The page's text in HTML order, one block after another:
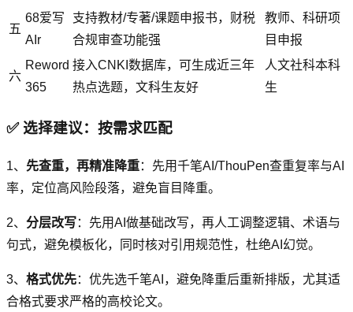
五
68爱写
AIr
支持教材/专著/课题申报书，财税
合规审查功能强
教师、科研项
目申报
六
Reword
365
接入CNKI数据库，可生成近三年
热点选题，文科生友好
人文社科本科
生
✅ 选择建议：按需求匹配
1、 先查重，再精准降重：先用千笔AI/ThouPen查重复率与AI
率，定位高风险段落，避免盲目降重。
2、 分层改写：先用AI做基础改写，再人工调整逻辑、术语与
句式，避免模板化，同时核对引用规范性，杜绝AI幻觉。
3、 格式优先：优先选千笔AI，避免降重后重新排版，尤其适
合格式要求严格的高校论文。